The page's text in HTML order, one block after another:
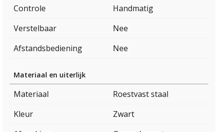
Controle
Handmatig
Verstelbaar
Nee
Afstandsbediening
Nee
Materiaal en uiterlijk
Materiaal
Roestvast staal
Kleur
Zwart